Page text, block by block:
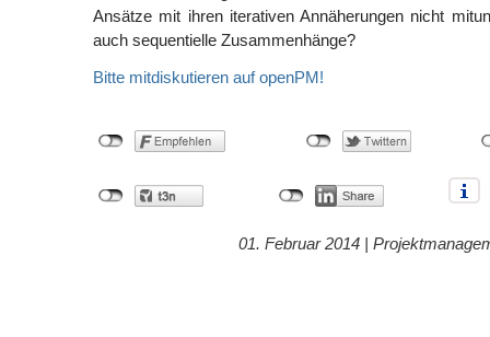
Ansätze mit ihren iterativen Annäherungen nicht
auch sequentielle Zusammenhänge?
Bitte mitdiskutieren auf openPM!
01. Februar 2014 |